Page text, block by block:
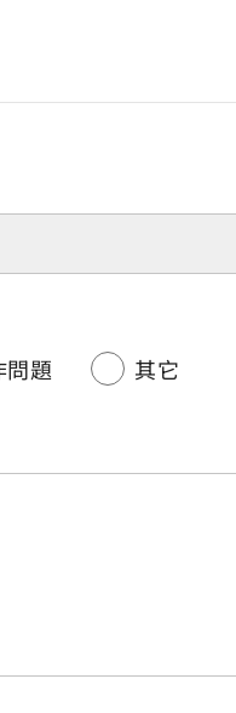
問題 其它